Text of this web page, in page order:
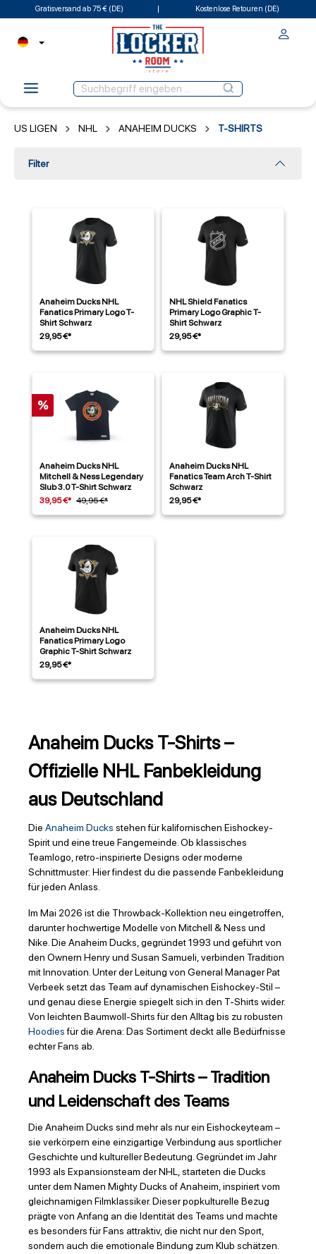
Gratisversand ab 75 € (DE) Kostenlose Retouren (DE)
US LIGEN NHL ANAHEIM DUCKS T-SHIRTS
Filter
Anaheim Ducks NHL
Fanatics Primary Logo T-
Shirt Schwarz
29,95 €*
NHL Shield Fanatics
Primary Logo Graphic T-
Shirt Schwarz
29,95 €*
%
Anaheim Ducks NHL
Mitchell & Ness Legendary
Slub 3.0 T-Shirt Schwarz
39,95 €* 49,95 €*
Anaheim Ducks NHL
Fanatics Team Arch T-Shirt
Schwarz
29,95 €*
Anaheim Ducks NHL
Fanatics Primary Logo
Graphic T-Shirt Schwarz
29,95 €*
Anaheim Ducks T-Shirts –
Offizielle NHL Fanbekleidung
aus Deutschland
Die Anaheim Ducks stehen für kalifornischen Eishockey-
Spirit und eine treue Fangemeinde. Ob klassisches
Teamlogo, retro-inspirierte Designs oder moderne
Schnittmuster: Hier findest du die passende Fanbekleidung
für jeden Anlass.
Im Mai 2026 ist die Throwback-Kollektion neu eingetroffen,
darunter hochwertige Modelle von Mitchell & Ness und
Nike. Die Anaheim Ducks, gegründet 1993 und geführt von
den Ownern Henry und Susan Samueli, verbinden Tradition
mit Innovation. Unter der Leitung von General Manager Pat
Verbeek setzt das Team auf dynamischen Eishockey-Stil –
und genau diese Energie spiegelt sich in den T-Shirts wider.
Von leichten Baumwoll-Shirts für den Alltag bis zu robusten
Hoodiesfür die Arena: Das Sortiment deckt alle Bedürfnisse
echter Fans ab.
Anaheim Ducks T-Shirts – Tradition
und Leidenschaft des Teams
Die Anaheim Ducks sind mehr als nur ein Eishockeyteam –
sie verkörpern eine einzigartige Verbindung aus sportlicher
Geschichte und kultureller Bedeutung. Gegründet im Jahr
1993 als Expansionsteam der NHL, starteten die Ducks
unter dem Namen Mighty Ducks of Anaheim, inspiriert vom
gleichnamigen Filmklassiker. Dieser popkulturelle Bezug
prägte von Anfang an die Identität des Teams und machte
es besonders für Fans attraktiv, die nicht nur den Sport,
sondern auch die emotionale Bindung zum Klub schätzen.